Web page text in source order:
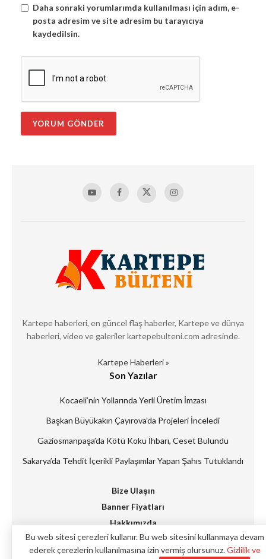
Daha sonraki yorumlarımda kullanılması için adım, e-
posta adresim ve site adresim bu tarayıcıya
kaydedilsin.
Kartepe haberleri, en güncel flaş haberler, Kartepe ve dünya
haberleri, video ve galeriler kartepebulteni.com adresinde.
Kartepe Haberleri »
Son Yazılar
Kocaeli’nin Yollarında Yerli Üretim İmzası
Başkan Büyükakın Çayırova’da Projeleri İnceledi
Gaziosmanpaşa’da Kötü Koku İhbarı, Ceset Bulundu
Sakarya’da Tehdit İçerikli Paylaşımlar Yapan Şahıs Tutuklandı
Bize Ulaşın
Banner Fiyatları
Hakkımızda
Künye
Reklam Verin
Bu web sitesi çerezleri kullanır. Bu web sitesini kullanmaya devam
ederek çerezlerin kullanılmasına izin vermiş olursunuz.Gizlilik ve